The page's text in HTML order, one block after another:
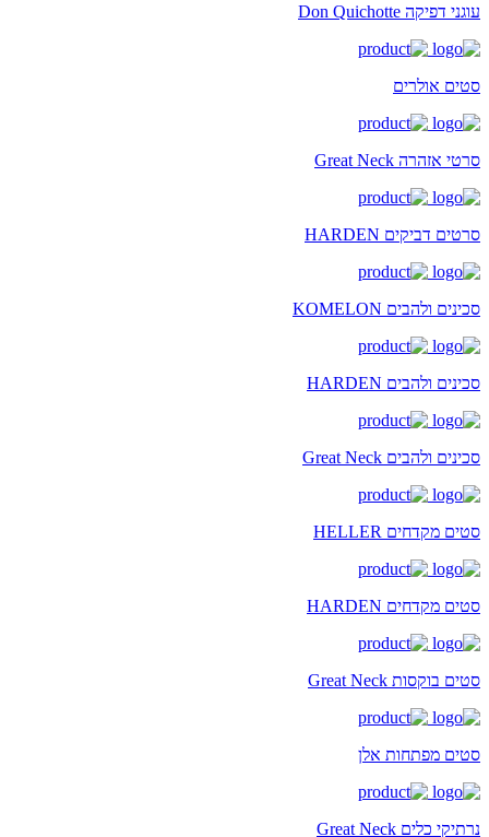
עוגני דפיקה Don Quichotte
סטים אולרים
סרטי אזהרה Great Neck
סרטים דביקים HARDEN
סכינים ולהבים KOMELON
סכינים ולהבים HARDEN
סכינים ולהבים Great Neck
סטים מקדחים HELLER
סטים מקדחים HARDEN
סטים בוקסות Great Neck
סטים מפתחות אלן
נרתיקי כלים Great Neck